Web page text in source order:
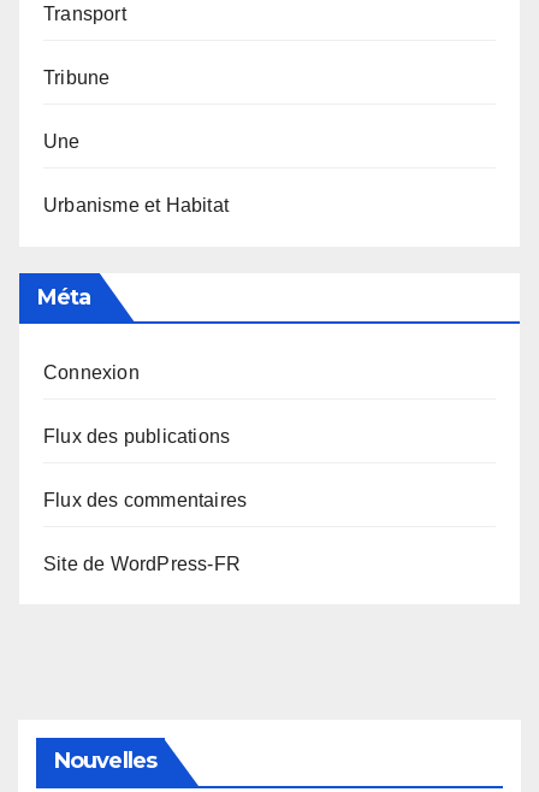
Transport
Tribune
Une
Urbanisme et Habitat
Méta
Connexion
Flux des publications
Flux des commentaires
Site de WordPress-FR
Nouvelles